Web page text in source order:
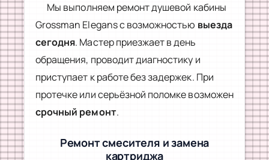
Мы выполняем ремонт душевой кабины
Grossman Elegans с возможностью выезда
сегодня. Мастер приезжает в день
обращения, проводит диагностику и
приступает к работе без задержек. При
протечке или серьёзной поломке возможен
срочный ремонт.
Ремонт смесителя и замена
картриджа